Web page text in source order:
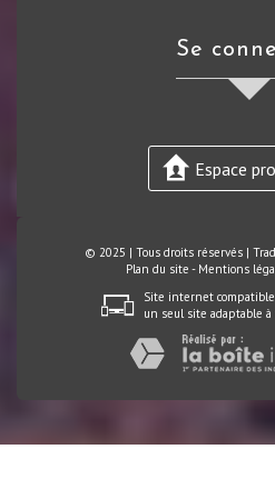
se
Espace
© 2025 | Tous droits réservés |
Plan du site - Mentions
Site internet
un seul site adaptable